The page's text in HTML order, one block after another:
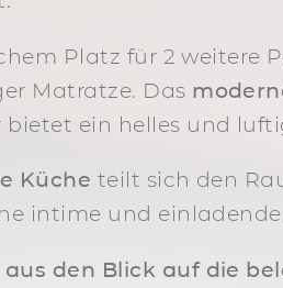
Platz für 2 weitere
Matratze. Das
bietet ein helles und
Küche teilt sich den
intime und
den Blick auf die